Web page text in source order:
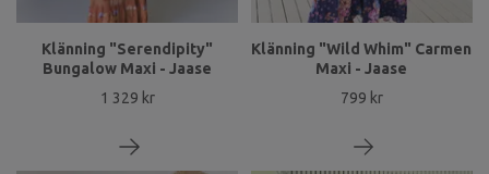
Klänning "Serendipity"
Bungalow Maxi - Jaase
1 329 kr
Klänning "Wild Whim" Carmen
Maxi - Jaase
799 kr